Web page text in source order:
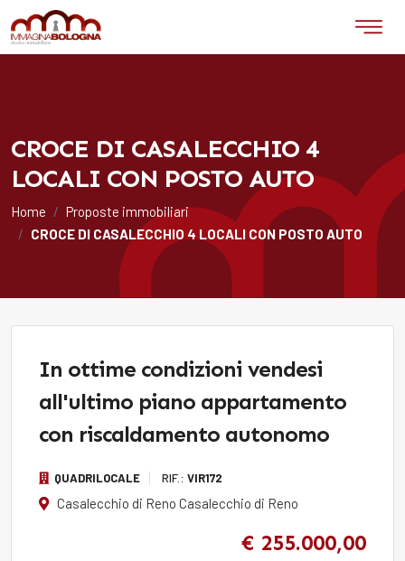
CROCE DI CASALECCHIO 4
LOCALI CON POSTO AUTO
Home
Proposte immobiliari
CROCE DI CASALECCHIO 4 LOCALI CON POSTO AUTO
In ottime condizioni vendesi
all'ultimo piano appartamento
con riscaldamento autonomo
QUADRILOCALE RIF.: VIR172
Casalecchio di Reno Casalecchio di Reno
€ 255.000,00